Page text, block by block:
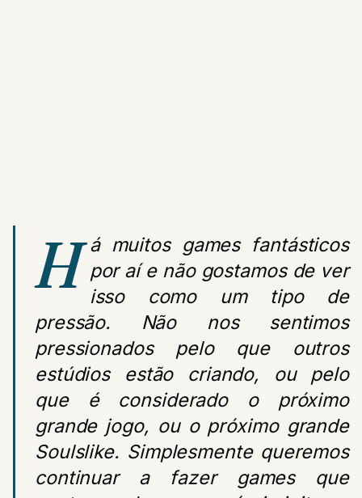
H á muitos games fantásticos
por aí e não gostamos de ver
isso como um tipo de
pressão. Não nos sentimos
pressionados pelo que outros
estúdios estão criando, ou pelo
que é considerado o próximo
grande jogo, ou o próximo grande
Soulslike. Simplesmente queremos
continuar a fazer games que